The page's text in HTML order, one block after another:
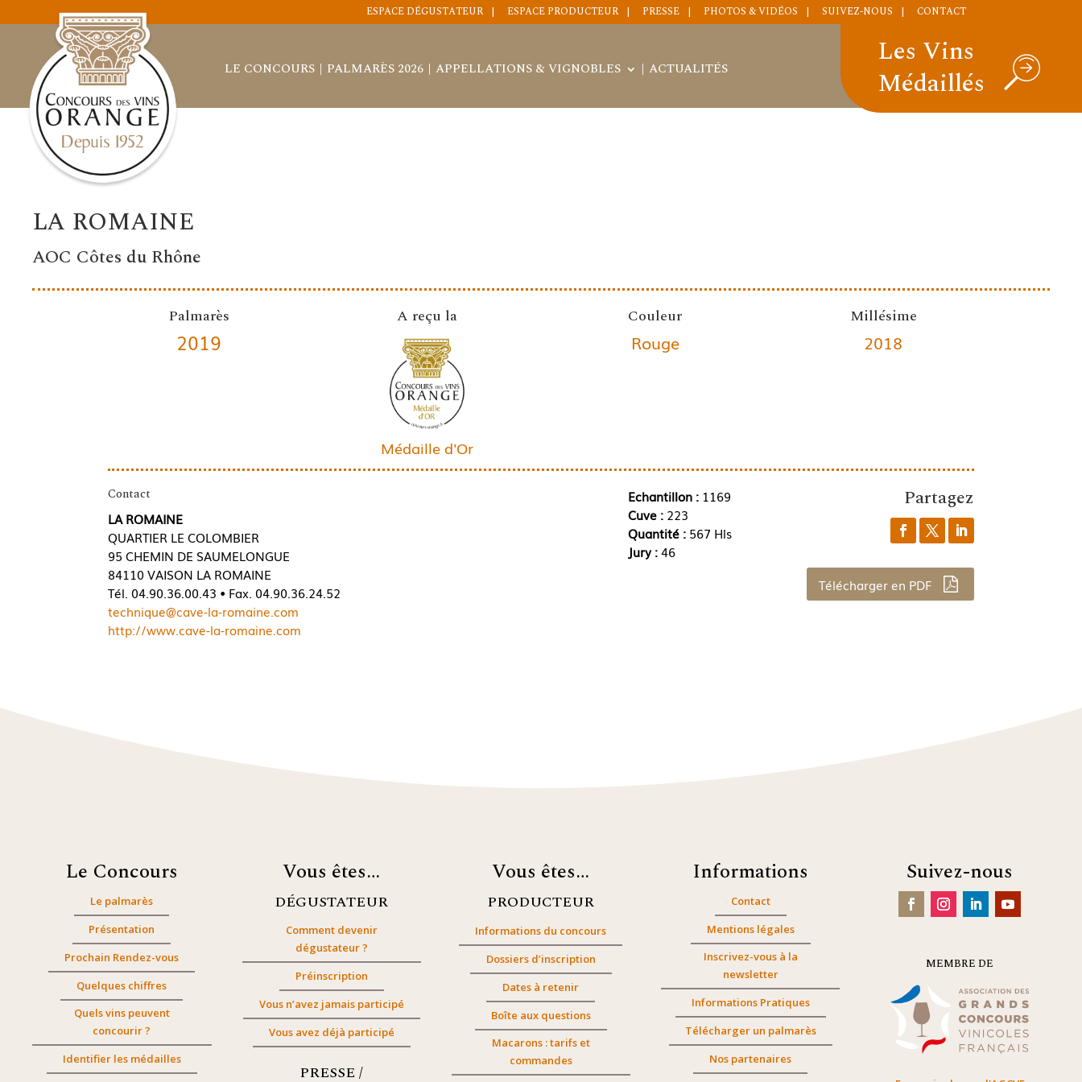
ESPACE DÉGUSTATEUR ESPACE PRODUCTEUR PRESSE PHOTOS & VIDÉOS SUIVEZ-NOUS CONTACT
LE CONCOURS PALMARÈS 2026 APPELLATIONS & VIGNOBLES ACTUALITÉS
Les Vins
Médaillés
LA ROMAINE
AOC Côtes du Rhône
Palmarès
2019
A reçu la
Médaille d'Or
Couleur
Rouge
Millésime
2018
Contact
LA ROMAINE
QUARTIER LE COLOMBIER
95 CHEMIN DE SAUMELONGUE
84110 VAISON LA ROMAINE
Tél. 04.90.36.00.43 • Fax. 04.90.36.24.52
technique@cave-la-romaine.com
http://www.cave-la-romaine.com
Echantillon :1169
Cuve : 223
Quantité : 567 Hls
Jury :46
Partagez
Télécharger en PDF
Le Concours
Le palmarès
Présentation
Prochain Rendez-vous
Quelques chiffres
Quels vins peuvent
concourir ?
Identifier les médailles
Vous êtes…
DÉGUSTATEUR
Comment devenir
dégustateur ?
Préinscription
Vous n’avez jamais participé
Vous avez déjà participé
PRESSE /
Vous êtes…
PRODUCTEUR
Informations du concours
Dossiers d’inscription
Dates à retenir
Boîte aux questions
Macarons : tarifs et
commandes
Informations
Contact
Mentions légales
Inscrivez-vous à la
newsletter
Informations Pratiques
Télécharger un palmarès
Nos partenaires
Suivez-nous
MEMBRE DE